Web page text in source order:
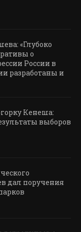
«Глубоко
о
России в
разработаны и
Кенеша:
выборов
дал поручения